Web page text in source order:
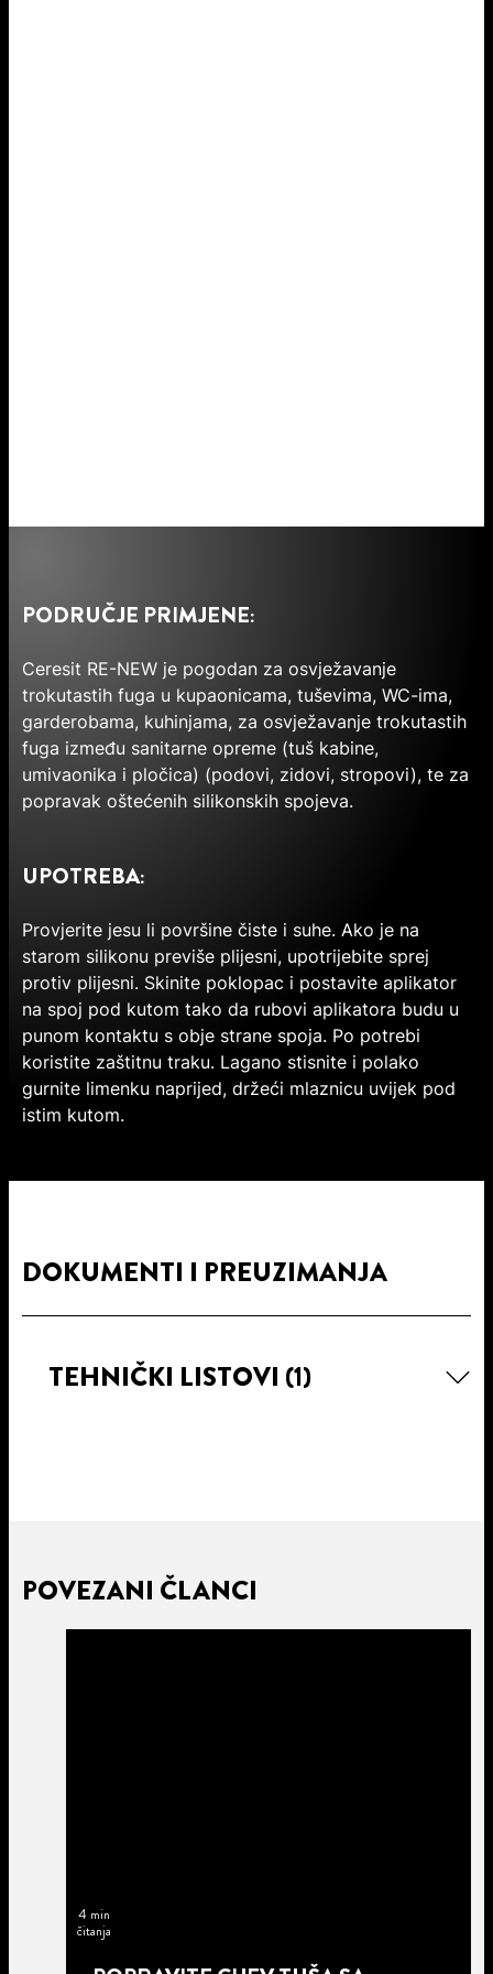
PODRUČJE PRIMJENE:
Ceresit RE-NEW je pogodan za osvježavanje
trokutastih fuga u kupaonicama, tuševima, WC-ima,
garderobama, kuhinjama, za osvježavanje trokutastih
fuga između sanitarne opreme (tuš kabine,
umivaonika i pločica) (podovi, zidovi, stropovi), te za
popravak oštećenih silikonskih spojeva.
UPOTREBA:
Provjerite jesu li površine čiste i suhe. Ako je na
starom silikonu previše plijesni, upotrijebite sprej
protiv plijesni. Skinite poklopac i postavite aplikator
na spoj pod kutom tako da rubovi aplikatora budu u
punom kontaktu s obje strane spoja. Po potrebi
koristite zaštitnu traku. Lagano stisnite i polako
gurnite limenku naprijed, držeći mlaznicu uvijek pod
istim kutom.
DOKUMENTI I PREUZIMANJA
TEHNIČKI LISTOVI (1)
POVEZANI ČLANCI
4 min
čitanja